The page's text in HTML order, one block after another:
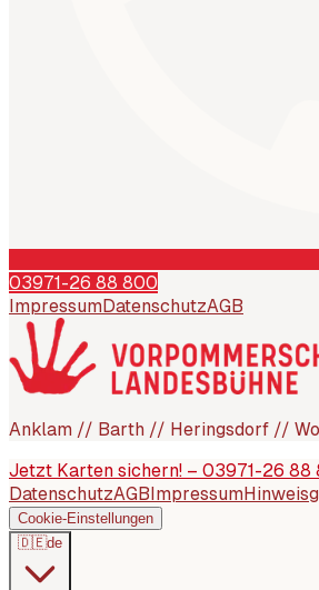
03971-26 88 800
Impressum DatenschutzAGB
Anklam // Barth // Heringsdorf //
Jetzt Karten sichern! – 03971-26 88
DatenschutzAGB Impressum
Cookie-Einstellungen
🇩🇪de